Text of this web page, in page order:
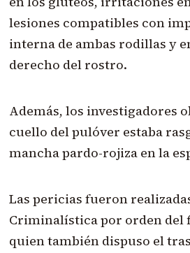
lesiones compatibles con
interna de ambas rodillas y
derecho del rostro.
Además, los investigadores
cuello del pulóver estaba
mancha pardo-rojiza en la
Las pericias fueron
Criminalística por orden del
quien también dispuso el